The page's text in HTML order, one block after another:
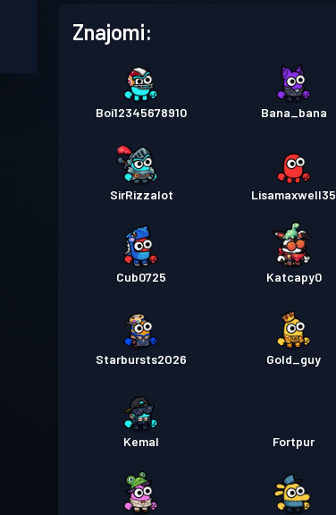
Znajomi:
Boi12345678910 Bana_bana
SirRizzalot Lisamaxwell35
Cub0725 Katcapy0
Starbursts2O26 Gold_guy
Kemal Fortpur